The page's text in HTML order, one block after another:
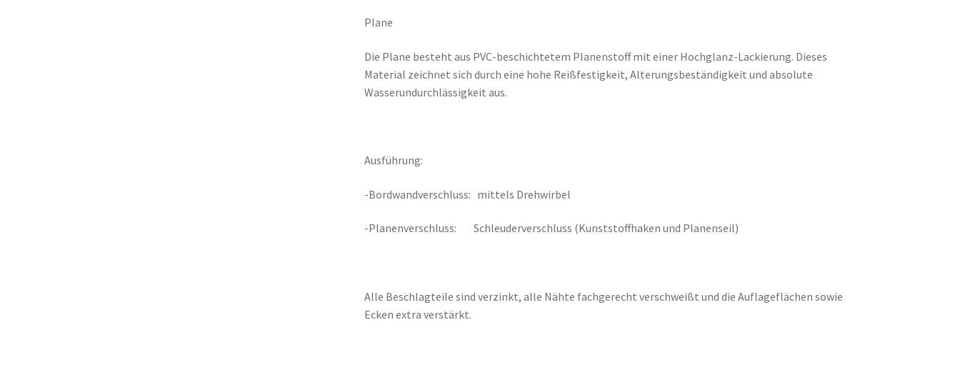
Plane
Die Plane besteht aus PVC-beschichtetem Planenstoff mit einer Hochglanz-Lackierung. Dieses
Material zeichnet sich durch eine hohe Reißfestigkeit, Alterungsbeständigkeit und absolute
Wasserundurchlässigkeit aus.
Ausführung:
-Bordwandverschluss: mittels Drehwirbel
-Planenverschluss: Schleuderverschluss (Kunststoffhaken und Planenseil)
Alle Beschlagteile sind verzinkt, alle Nähte fachgerecht verschweißt und die Auflageflächen sowie
Ecken extra verstärkt.